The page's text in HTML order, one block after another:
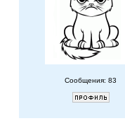
Сообщения: 83